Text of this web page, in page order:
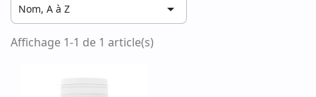
Nom, A à Z 
Affichage 1-1 de 1 article(s)